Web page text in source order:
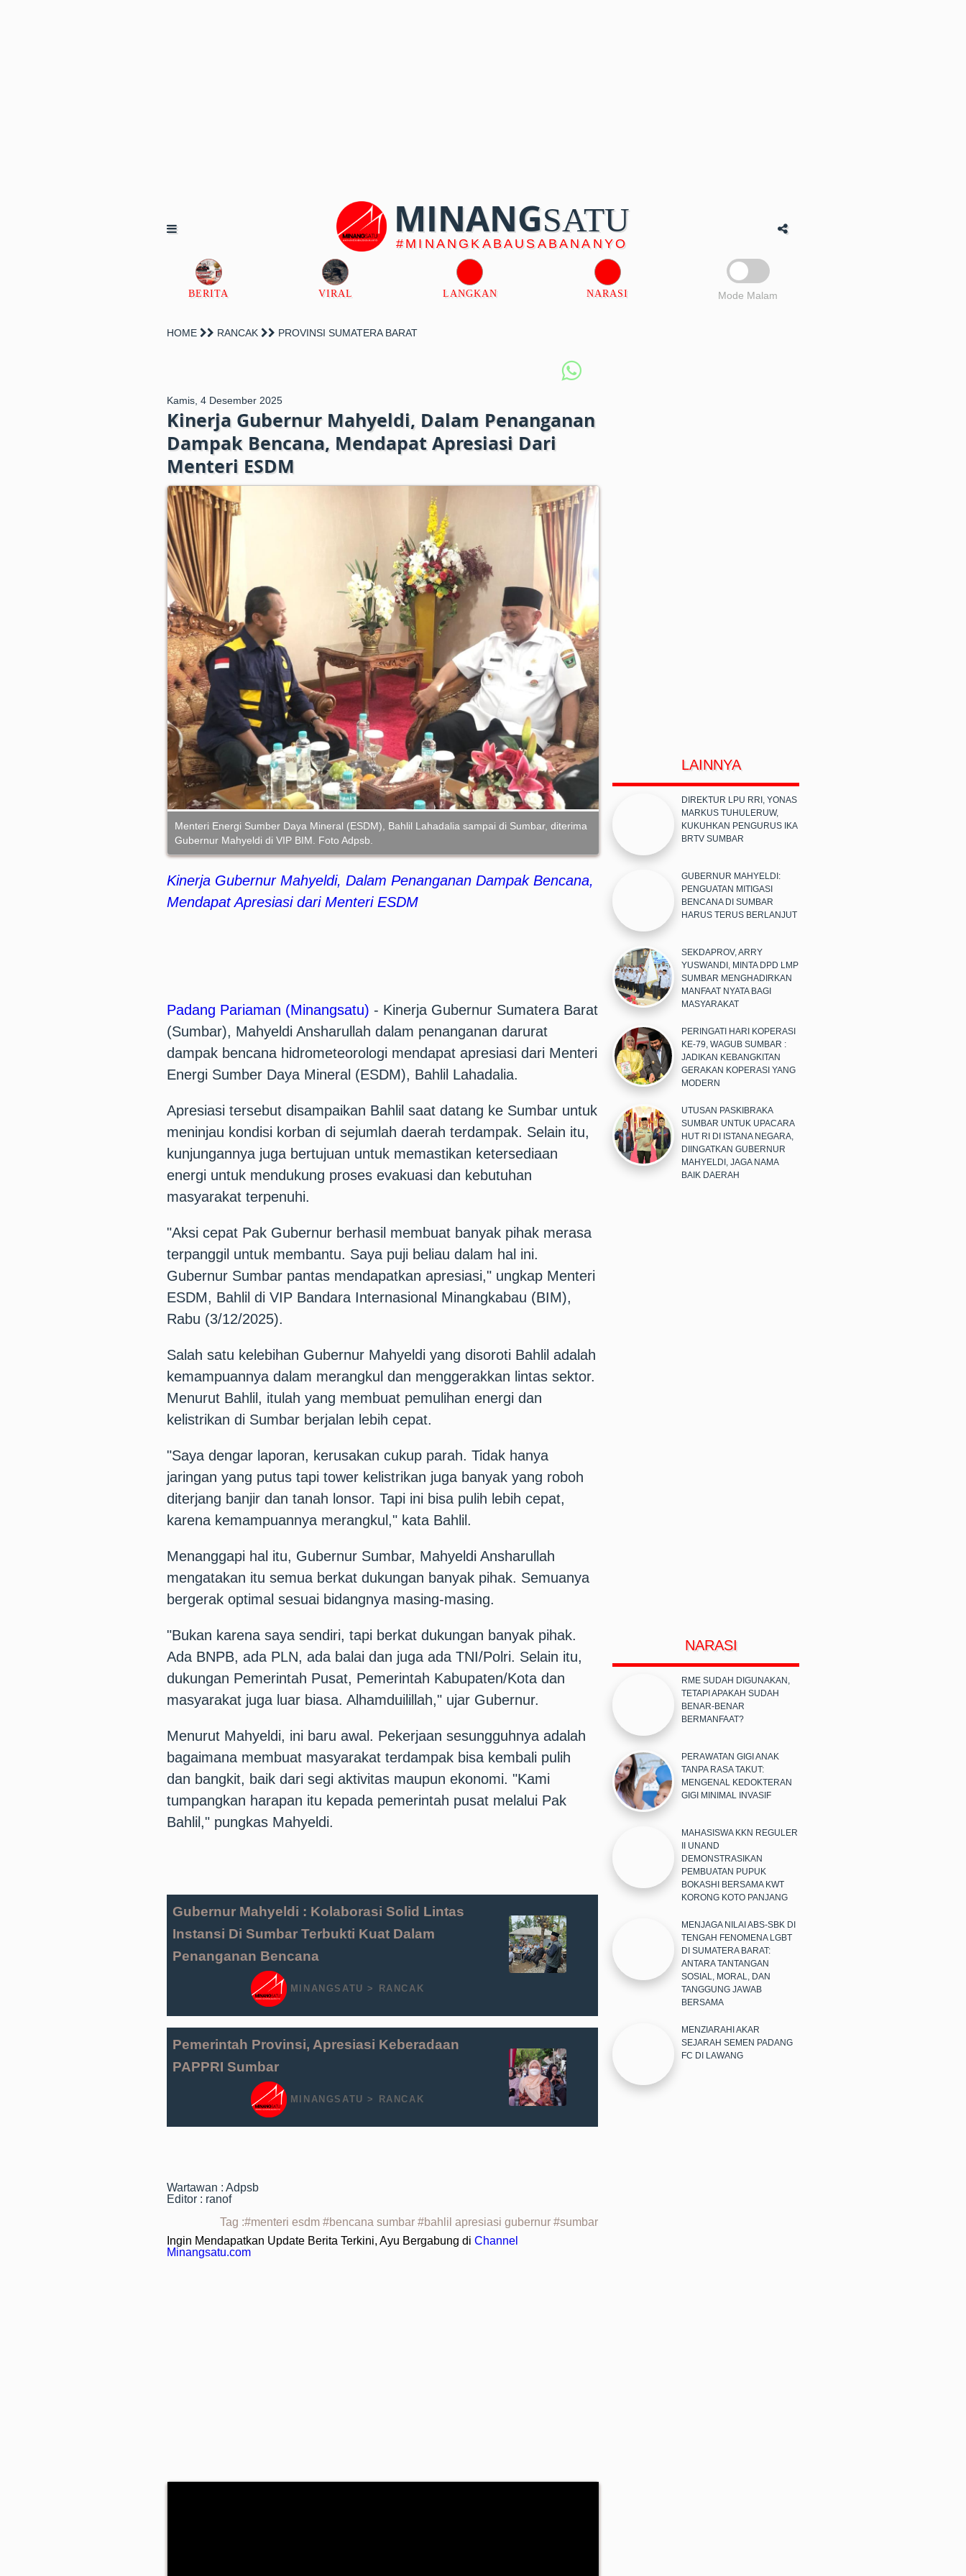
MINANGSATU
#MINANGKABAUSABANANYO
BERITA VIRAL LANGKAN NARASI Mode Malam
HOME RANCAK PROVINSI SUMATERA BARAT
Kamis, 4 Desember 2025
Kinerja Gubernur Mahyeldi, Dalam Penanganan
Dampak Bencana, Mendapat Apresiasi Dari
Menteri ESDM
Menteri Energi Sumber Daya Mineral (ESDM), Bahlil Lahadalia sampai di Sumbar, diterima
Gubernur Mahyeldi di VIP BIM. Foto Adpsb.
Kinerja Gubernur Mahyeldi, Dalam Penanganan Dampak Bencana,
Mendapat Apresiasi dari Menteri ESDM
Padang Pariaman (Minangsatu) - Kinerja Gubernur Sumatera Barat
(Sumbar), Mahyeldi Ansharullah dalam penanganan darurat
dampak bencana hidrometeorologi mendapat apresiasi dari Menteri
Energi Sumber Daya Mineral (ESDM), Bahlil Lahadalia.
Apresiasi tersebut disampaikan Bahlil saat datang ke Sumbar untuk
meninjau kondisi korban di sejumlah daerah terdampak. Selain itu,
kunjungannya juga bertujuan untuk memastikan ketersediaan
energi untuk mendukung proses evakuasi dan kebutuhan
masyarakat terpenuhi.
"Aksi cepat Pak Gubernur berhasil membuat banyak pihak merasa
terpanggil untuk membantu. Saya puji beliau dalam hal ini.
Gubernur Sumbar pantas mendapatkan apresiasi," ungkap Menteri
ESDM, Bahlil di VIP Bandara Internasional Minangkabau (BIM),
Rabu (3/12/2025).
Salah satu kelebihan Gubernur Mahyeldi yang disoroti Bahlil adalah
kemampuannya dalam merangkul dan menggerakkan lintas sektor.
Menurut Bahlil, itulah yang membuat pemulihan energi dan
kelistrikan di Sumbar berjalan lebih cepat.
"Saya dengar laporan, kerusakan cukup parah. Tidak hanya
jaringan yang putus tapi tower kelistrikan juga banyak yang roboh
diterjang banjir dan tanah lonsor. Tapi ini bisa pulih lebih cepat,
karena kemampuannya merangkul," kata Bahlil.
Menanggapi hal itu, Gubernur Sumbar, Mahyeldi Ansharullah
mengatakan itu semua berkat dukungan banyak pihak. Semuanya
bergerak optimal sesuai bidangnya masing-masing.
"Bukan karena saya sendiri, tapi berkat dukungan banyak pihak.
Ada BNPB, ada PLN, ada balai dan juga ada TNI/Polri. Selain itu,
dukungan Pemerintah Pusat, Pemerintah Kabupaten/Kota dan
masyarakat juga luar biasa. Alhamduilillah," ujar Gubernur.
Menurut Mahyeldi, ini baru awal. Pekerjaan sesungguhnya adalah
bagaimana membuat masyarakat terdampak bisa kembali pulih
dan bangkit, baik dari segi aktivitas maupun ekonomi. "Kami
tumpangkan harapan itu kepada pemerintah pusat melalui Pak
Bahlil," pungkas Mahyeldi.
Gubernur Mahyeldi : Kolaborasi Solid Lintas
Instansi Di Sumbar Terbukti Kuat Dalam
Penanganan Bencana
MINANGSATU > RANCAK
Pemerintah Provinsi, Apresiasi Keberadaan
PAPPRI Sumbar
MINANGSATU > RANCAK
Wartawan : Adpsb
Editor : ranof
Tag :#menteri esdm #bencana sumbar #bahlil apresiasi gubernur #sumbar
Ingin Mendapatkan Update Berita Terkini, Ayu Bergabung di Channel
Minangsatu.com
LAINNYA
DIREKTUR LPU RRI, YONAS
MARKUS TUHULERUW,
KUKUHKAN PENGURUS IKA
BRTV SUMBAR
GUBERNUR MAHYELDI:
PENGUATAN MITIGASI
BENCANA DI SUMBAR
HARUS TERUS BERLANJUT
SEKDAPROV, ARRY
YUSWANDI, MINTA DPD LMP
SUMBAR MENGHADIRKAN
MANFAAT NYATA BAGI
MASYARAKAT
PERINGATI HARI KOPERASI
KE-79, WAGUB SUMBAR :
JADIKAN KEBANGKITAN
GERAKAN KOPERASI YANG
MODERN
UTUSAN PASKIBRAKA
SUMBAR UNTUK UPACARA
HUT RI DI ISTANA NEGARA,
DIINGATKAN GUBERNUR
MAHYELDI, JAGA NAMA
BAIK DAERAH
NARASI
RME SUDAH DIGUNAKAN,
TETAPI APAKAH SUDAH
BENAR-BENAR
BERMANFAAT?
PERAWATAN GIGI ANAK
TANPA RASA TAKUT:
MENGENAL KEDOKTERAN
GIGI MINIMAL INVASIF
MAHASISWA KKN REGULER
II UNAND
DEMONSTRASIKAN
PEMBUATAN PUPUK
BOKASHI BERSAMA KWT
KORONG KOTO PANJANG
MENJAGA NILAI ABS-SBK DI
TENGAH FENOMENA LGBT
DI SUMATERA BARAT:
ANTARA TANTANGAN
SOSIAL, MORAL, DAN
TANGGUNG JAWAB
BERSAMA
MENZIARAHI AKAR
SEJARAH SEMEN PADANG
FC DI LAWANG